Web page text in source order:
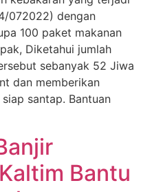
072022) dengan
100 paket makanan
Diketahui jumlah
sebanyak 52 Jiwa
dan memberikan
santap. Bantuan
Bantu